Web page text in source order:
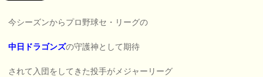
今シーズンからプロ野球セ・リーグの
中日ドラゴンズの守護神として期待
されて入団をしてきた投手がメジャーリーグ